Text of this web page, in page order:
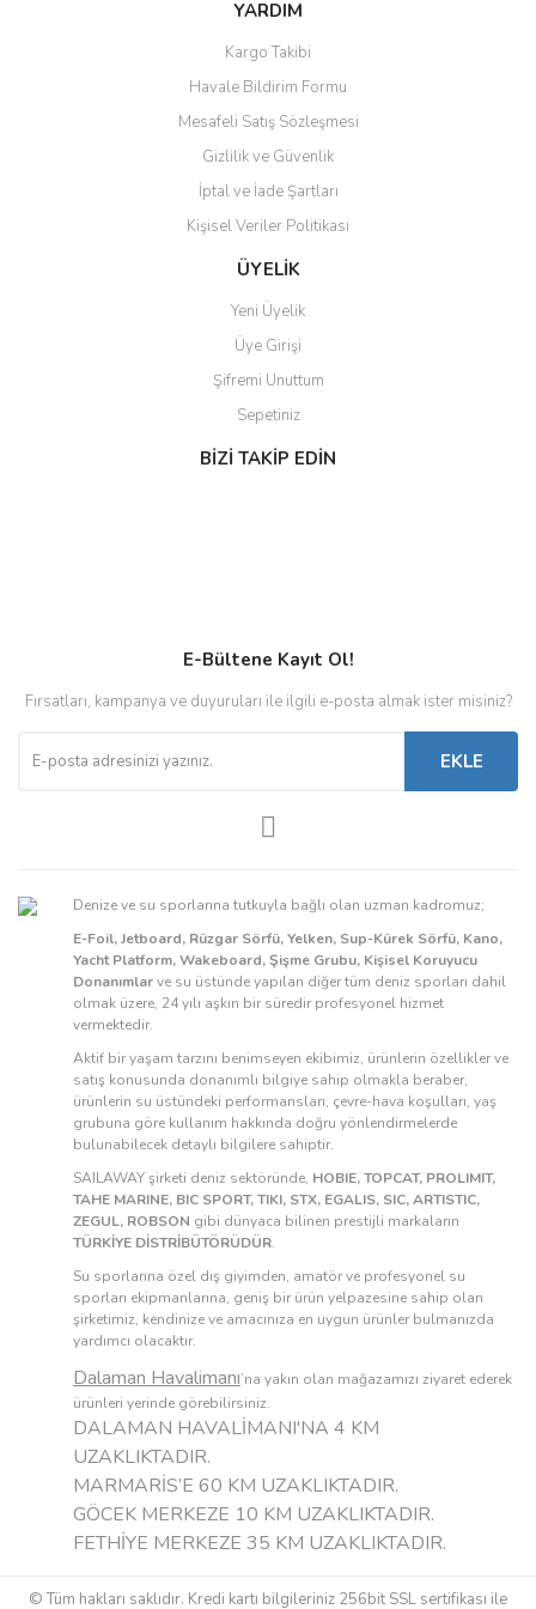
Ürün fiyatı diğer sitelerden daha pahalı.
Gönder
YARDIM
Kargo Takibi
Havale Bildirim Formu
Mesafeli Satış Sözleşmesi
Gizlilik ve Güvenlik
İptal ve İade Şartları
Kişisel Veriler Politikası
ÜYELİK
Yeni Üyelik
Üye Girişi
Şifremi Unuttum
Sepetiniz
BİZİ TAKİP EDİN
E-Bültene Kayıt Ol!
Fırsatları, kampanya ve duyuruları ile ilgili e-posta almak ister misiniz?
EKLE
Denize ve su sporlarına tutkuyla bağlı olan uzman kadromuz;
E-Foil, Jetboard, Rüzgar Sörfü, Yelken, Sup-Kürek Sörfü, Kano,
Yacht Platform, Wakeboard, Şişme Grubu, Kişisel Koruyucu
Donanımlarve su üstünde yapılan diğer tüm deniz sporları dahil
olmak üzere, 24 yılı aşkın bir süredir profesyonel hizmet
vermektedir.
Aktif bir yaşam tarzını benimseyen ekibimiz, ürünlerin özellikler ve
satış konusunda donanımlı bilgiye sahip olmakla beraber,
ürünlerin su üstündeki performansları, çevre-hava koşulları, yaş
grubuna göre kullanım hakkında doğru yönlendirmelerde
bulunabilecek detaylı bilgilere sahiptir.
SAILAWAY şirketi deniz sektöründe, HOBIE, TOPCAT, PROLIMIT,
TAHE MARINE, BIC SPORT, TIKI, STX, EGALIS, SIC, ARTISTIC,
ZEGUL, ROBSON gibi dünyaca bilinen prestijli markaların
TÜRKİYE DİSTRİBÜTÖRÜDÜR.
Su sporlarına özel dış giyimden, amatör ve profesyonel su
sporları ekipmanlarına, geniş bir ürün yelpazesine sahip olan
şirketimiz, kendinize ve amacınıza en uygun ürünler bulmanızda
yardımcı olacaktır.
Dalaman Havalimanı’na yakın olan mağazamızı ziyaret ederek
ürünleri yerinde görebilirsiniz.
DALAMAN HAVALİMANI'NA 4 KM
UZAKLIKTADIR.
MARMARİS’E 60 KM UZAKLIKTADIR.
GÖCEK MERKEZE 10 KM UZAKLIKTADIR.
FETHİYE MERKEZE 35 KM UZAKLIKTADIR.
© Tüm hakları saklıdır. Kredi kartı bilgileriniz 256bit SSL sertifikası ile